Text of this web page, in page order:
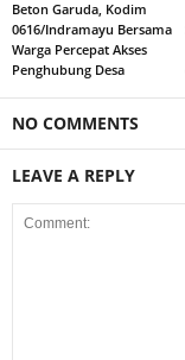
Beton Garuda, Kodim
0616/Indramayu Bersama
Warga Percepat Akses
Penghubung Desa
NO COMMENTS
LEAVE A REPLY